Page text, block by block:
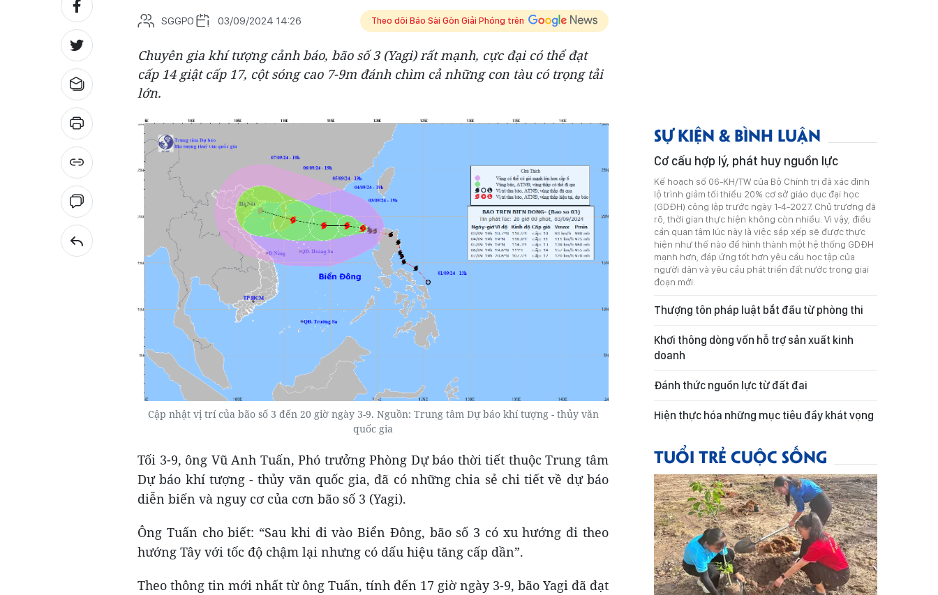
SGGPO 03/09/2024 14:26 Theo dõi Báo Sài Gòn Giải Phóng trên
Chuyên gia khí tượng cảnh báo, bão số 3 (Yagi) rất mạnh, cực đại có thể đạt
cấp 14 giật cấp 17, cột sóng cao 7-9m đánh chìm cả những con tàu có trọng tải
lớn.
Cập nhật vị trí của bão số 3 đến 20 giờ ngày 3-9. Nguồn: Trung tâm Dự báo khí tượng - thủy văn
quốc gia
Tối 3-9, ông Vũ Anh Tuấn, Phó trưởng Phòng Dự báo thời tiết thuộc Trung tâm
Dự báo khí tượng - thủy văn quốc gia, đã có những chia sẻ chi tiết về dự báo
diễn biến và nguy cơ của cơn bão số 3 (Yagi).
Ông Tuấn cho biết: “Sau khi đi vào Biển Đông, bão số 3 có xu hướng đi theo
hướng Tây với tốc độ chậm lại nhưng có dấu hiệu tăng cấp dần”.
Theo thông tin mới nhất từ ông Tuấn, tính đến 17 giờ ngày 3-9, bão Yagi đã đạt
SỰ KIỆN & BÌNH LUẬN
Cơ cấu hợp lý, phát huy nguồn lực
Kế hoạch số 06-KH/TW của Bộ Chính trị đã xác định
lộ trình giảm tối thiểu 20% cơ sở giáo dục đại học
(GDĐH) công lập trước ngày 1-4-2027. Chủ trương đã
rõ, thời gian thực hiện không còn nhiều. Vì vậy, điều
cần quan tâm lúc này là việc sắp xếp sẽ được thực
hiện như thế nào để hình thành một hệ thống GDĐH
mạnh hơn, đáp ứng tốt hơn yêu cầu học tập của
người dân và yêu cầu phát triển đất nước trong giai
đoạn mới.
Thượng tôn pháp luật bắt đầu từ phòng thi
Khơi thông dòng vốn hỗ trợ sản xuất kinh
doanh
Đánh thức nguồn lực từ đất đai
Hiện thực hóa những mục tiêu đầy khát vọng
TUỔI TRẺ CUỘC SỐNG